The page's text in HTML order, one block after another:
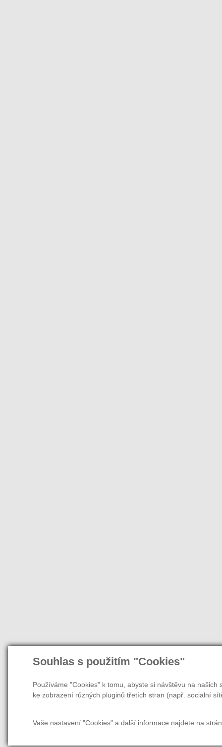
Souhlas s použitím "Cookies"
Používáme "Cookies" k tomu, abyste si návštěvu na
ke zobrazení různých pluginů třetích stran (např. socialní
Vaše nastavení "Cookies" a další informace najdete na